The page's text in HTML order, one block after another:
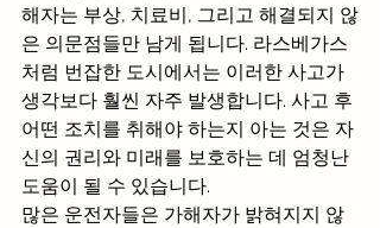
해자는 부상, 치료비, 그리고 해결되지 않
은 의문점들만 남게 됩니다. 라스베가스
처럼 번잡한 도시에서는 이러한 사고가
생각보다 훨씬 자주 발생합니다. 사고 후
어떤 조치를 취해야 하는지 아는 것은 자
신의 권리와 미래를 보호하는 데 엄청난
도움이 될 수 있습니다.
많은 운전자들은 가해자가 밝혀지지 않